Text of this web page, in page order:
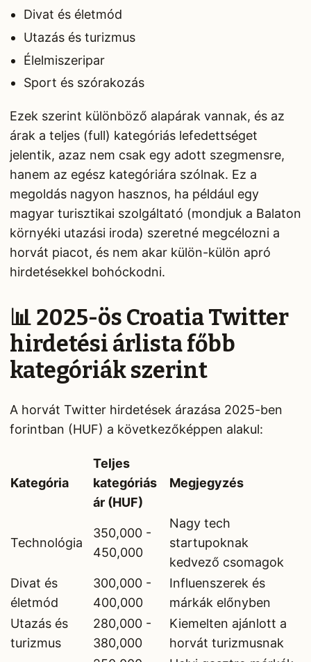
Divat és életmód
Utazás és turizmus
Élelmiszeripar
Sport és szórakozás
Ezek szerint különböző alapárak vannak, és az
árak a teljes (full) kategóriás lefedettséget
jelentik, azaz nem csak egy adott szegmensre,
hanem az egész kategóriára szólnak. Ez a
megoldás nagyon hasznos, ha például egy
magyar turisztikai szolgáltató (mondjuk a Balaton
környéki utazási iroda) szeretné megcélozni a
horvát piacot, és nem akar külön-külön apró
hirdetésekkel bohóckodni.
📊 2025-ös Croatia Twitter
hirdetési árlista főbb
kategóriák szerint
A horvát Twitter hirdetések árazása 2025-ben
forintban (HUF) a következőképpen alakul:
Kategória
Teljes
kategóriás
ár (HUF)
Megjegyzés
Technológia
350,000 -
450,000
Nagy tech
startupoknak
kedvező csomagok
Divat és
életmód
300,000 -
400,000
Influenszerek és
márkák előnyben
Utazás és
turizmus
280,000 -
380,000
Kiemelten ajánlott a
horvát turizmusnak